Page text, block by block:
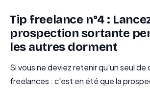
Tip freelance n°4 :
prospection sortante
les autres dorment
Si vous ne deviez retenir qu'un seul de
freelances : c'est en été que la